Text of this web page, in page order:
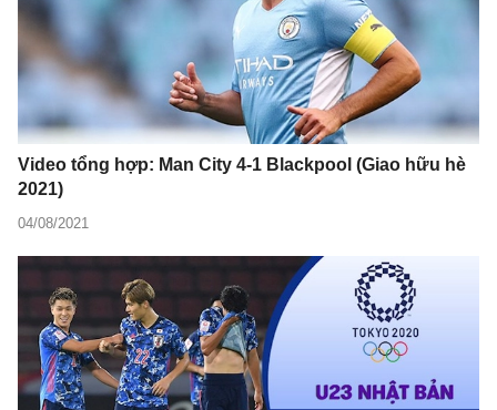
Video tổng hợp: Man City 4-1 Blackpool (Giao hữu hè
2021)
04/08/2021